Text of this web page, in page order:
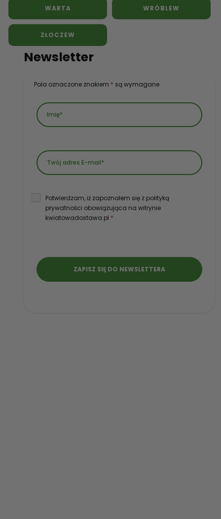
WARTA WRÓBLEW
ZŁOCZEW
Newsletter
Pola oznaczone znakiem * są wymagane
Potwierdzam, iż zapoznałem się z polityką
prywatności obowiązująca na witrynie
kwiatowadostawa.pl *